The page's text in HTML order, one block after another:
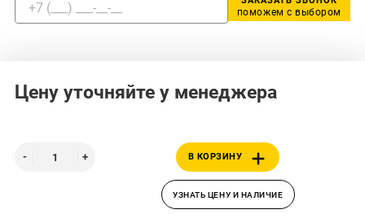
поможем с выбором
Цену уточняйте у менеджера
В КОРЗИНУ
УЗНАТЬ ЦЕНУ И НАЛИЧИЕ